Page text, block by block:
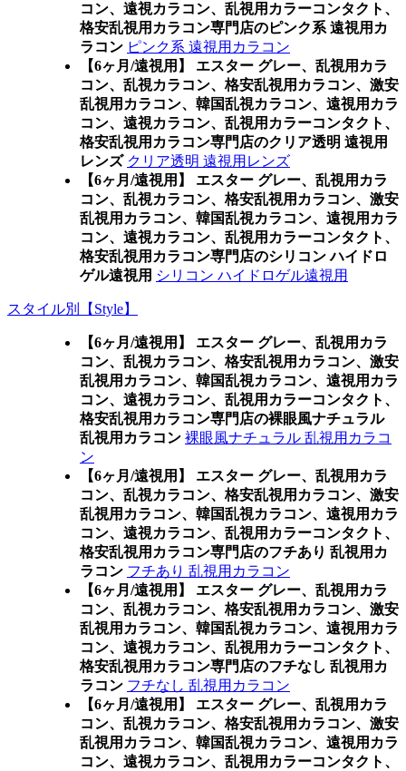
コン、遠視カラコン、乱視用カラーコンタクト、
格安乱視用カラコン専門店のピンク系 遠視用カ
ラコン ピンク系 遠視用カラコン
【6ヶ月/遠視用】 エスター グレー、乱視用カラ
コン、乱視カラコン、格安乱視用カラコン、激安
乱視用カラコン、韓国乱視カラコン、遠視用カラ
コン、遠視カラコン、乱視用カラーコンタクト、
格安乱視用カラコン専門店のクリア透明 遠視用
レンズ クリア透明 遠視用レンズ
【6ヶ月/遠視用】 エスター グレー、乱視用カラ
コン、乱視カラコン、格安乱視用カラコン、激安
乱視用カラコン、韓国乱視カラコン、遠視用カラ
コン、遠視カラコン、乱視用カラーコンタクト、
格安乱視用カラコン専門店のシリコン ハイドロ
ゲル遠視用 シリコン ハイドロゲル遠視用
スタイル別【Style】
【6ヶ月/遠視用】 エスター グレー、乱視用カラ
コン、乱視カラコン、格安乱視用カラコン、激安
乱視用カラコン、韓国乱視カラコン、遠視用カラ
コン、遠視カラコン、乱視用カラーコンタクト、
格安乱視用カラコン専門店の裸眼風ナチュラル
乱視用カラコン 裸眼風ナチュラル 乱視用カラコ
ン
【6ヶ月/遠視用】 エスター グレー、乱視用カラ
コン、乱視カラコン、格安乱視用カラコン、激安
乱視用カラコン、韓国乱視カラコン、遠視用カラ
コン、遠視カラコン、乱視用カラーコンタクト、
格安乱視用カラコン専門店のフチあり 乱視用カ
ラコン フチあり 乱視用カラコン
【6ヶ月/遠視用】 エスター グレー、乱視用カラ
コン、乱視カラコン、格安乱視用カラコン、激安
乱視用カラコン、韓国乱視カラコン、遠視用カラ
コン、遠視カラコン、乱視用カラーコンタクト、
格安乱視用カラコン専門店のフチなし 乱視用カ
ラコン フチなし 乱視用カラコン
【6ヶ月/遠視用】 エスター グレー、乱視用カラ
コン、乱視カラコン、格安乱視用カラコン、激安
乱視用カラコン、韓国乱視カラコン、遠視用カラ
コン、遠視カラコン、乱視用カラーコンタクト、